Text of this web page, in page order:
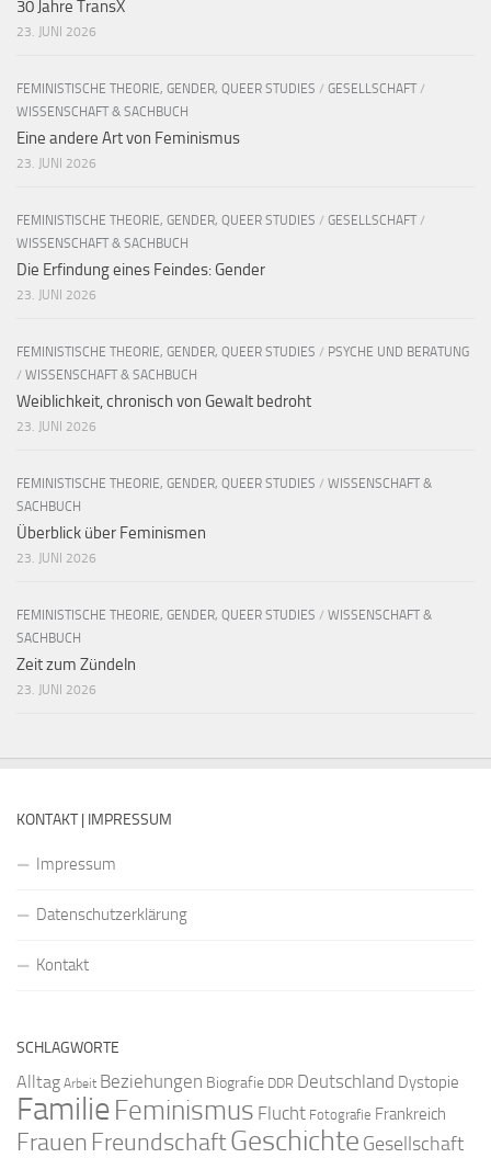
30 Jahre TransX
23. JUNI 2026
FEMINISTISCHE THEORIE, GENDER, QUEER STUDIES / GESELLSCHAFT /
WISSENSCHAFT & SACHBUCH
Eine andere Art von Feminismus
23. JUNI 2026
FEMINISTISCHE THEORIE, GENDER, QUEER STUDIES / GESELLSCHAFT /
WISSENSCHAFT & SACHBUCH
Die Erfindung eines Feindes: Gender
23. JUNI 2026
FEMINISTISCHE THEORIE, GENDER, QUEER STUDIES / PSYCHE UND BERATUNG
/ WISSENSCHAFT & SACHBUCH
Weiblichkeit, chronisch von Gewalt bedroht
23. JUNI 2026
FEMINISTISCHE THEORIE, GENDER, QUEER STUDIES / WISSENSCHAFT &
SACHBUCH
Überblick über Feminismen
23. JUNI 2026
FEMINISTISCHE THEORIE, GENDER, QUEER STUDIES / WISSENSCHAFT &
SACHBUCH
Zeit zum Zündeln
23. JUNI 2026
KONTAKT | IMPRESSUM
Impressum
Datenschutzerklärung
Kontakt
SCHLAGWORTE
Alltag Arbeit Beziehungen Biografie DDR Deutschland Dystopie
FamilieFeminismus Flucht Fotografie Frankreich
Frauen FreundschaftGeschichte Gesellschaft